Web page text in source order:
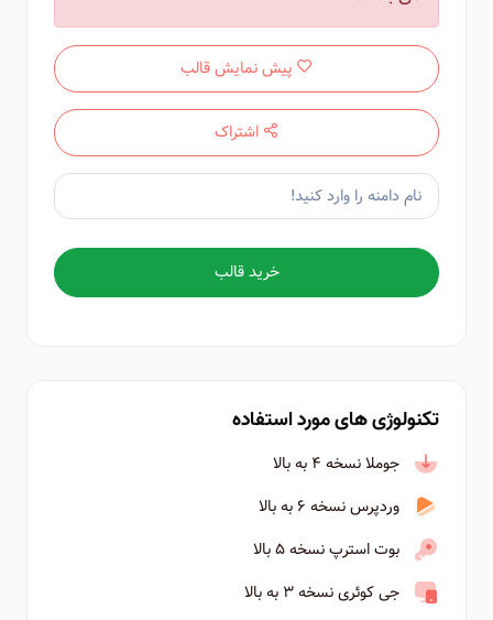
پیش نمایش قالب
اشتراک
خرید قالب
تکنولوژی های مورد استفاده
جوملا نسخه ۴ به بالا
وردپرس نسخه ۶ به بالا
بوت استرپ نسخه ۵ بالا
جی کوئری نسخه ۳ به بالا